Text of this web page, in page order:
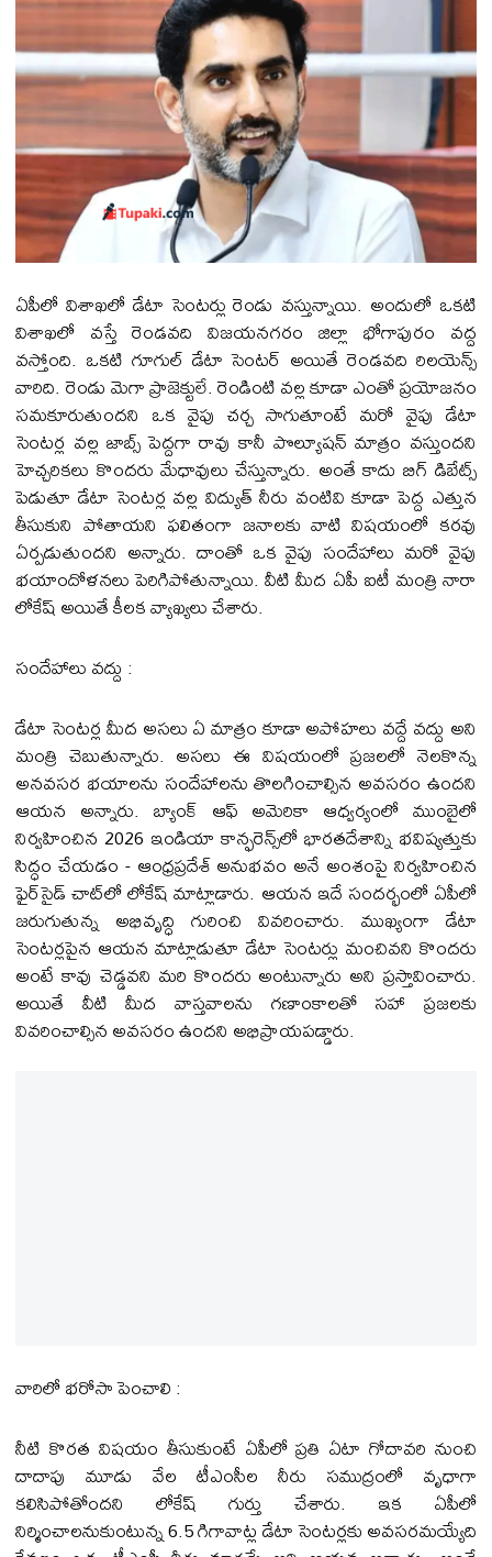
ఏపీలో విశాఖలో డేటా సెంటర్లు రెండు వస్తున్నాయి. అందులో ఒకటి
విశాఖలో వస్తే రెండవది విజయనగరం జిల్లా భోగాపురం వద్ద
వస్తోంది. ఒకటి గూగుల్ డేటా సెంటర్ అయితే రెండవది రిలయెన్స్
వారిది. రెండు మెగా ప్రాజెక్టులే. రెండింటి వల్ల కూడా ఎంతో ప్రయోజనం
సమకూరుతుందని ఒక వైపు చర్చ సాగుతూంటే మరో వైపు డేటా
సెంటర్ల వల్ల జాబ్స్ పెద్దగా రావు కానీ పొల్యూషన్ మాత్రం వస్తుందని
హెచ్చరికలు కొందరు మేధావులు చేస్తున్నారు. అంతే కాదు బిగ్ డిబేట్స్
పెడుతూ డేటా సెంటర్ల వల్ల విద్యుత్ నీరు వంటివి కూడా పెద్ద ఎత్తున
తీసుకుని పోతాయని ఫలితంగా జనాలకు వాటి విషయంలో కరవు
ఏర్పడుతుందని అన్నారు. దాంతో ఒక వైపు సందేహాలు మరో వైపు
భయాందోళనలు పెరిగిపోతున్నాయి. వీటి మీద ఏపీ ఐటీ మంత్రి నారా
లోకేష్ అయితే కీలక వ్యాఖ్యలు చేశారు.
సందేహాలు వద్దు :
డేటా సెంటర్ల మీద అసలు ఏ మాత్రం కూడా అపోహలు వద్దే వద్దు అని
మంత్రి చెబుతున్నారు. అసలు ఈ విషయంలో ప్రజలలో నెలకొన్న
అనవసర భయాలను సందేహాలను తొలగించాల్సిన అవసరం ఉందని
ఆయన అన్నారు. బ్యాంక్ ఆఫ్ అమెరికా ఆధ్వర్యంలో ముంబైలో
నిర్వహించిన 2026 ఇండియా కాన్ఫరెన్స్‌లో భారతదేశాన్ని భవిష్యత్తుకు
సిద్ధం చేయడం - ఆంధ్రప్రదేశ్ అనుభవం అనే అంశంపై నిర్వహించిన
ఫైర్‌సైడ్ చాట్‌లో లోకేష్ మాట్లాడారు. ఆయన ఇదే సందర్భంలో ఏపీలో
జరుగుతున్న అభివృద్ధి గురించి వివరించారు. ముఖ్యంగా డేటా
సెంటర్లపైన ఆయన మాట్లాడుతూ డేటా సెంటర్లు మంచివని కొందరు
అంటే కావు చెడ్డవని మరి కొందరు అంటున్నారు అని ప్రస్తావించారు.
అయితే వీటి మీద వాస్తవాలను గణాంకాలతో సహా ప్రజలకు
వివరించాల్సిన అవసరం ఉందని అభిప్రాయపడ్డారు.
వారిలో భరోసా పెంచాలి :
నీటి కొరత విషయం తీసుకుంటే ఏపీలో ప్రతి ఏటా గోదావరి నుంచి
దాదాపు మూడు వేల టీఎంసీల నీరు సముద్రంలో వృధాగా
కలిసిపోతోందని లోకేష్ గుర్తు చేశారు. ఇక ఏపీలో
నిర్మించాలనుకుంటున్న 6.5 గిగావాట్ల డేటా సెంటర్లకు అవసరమయ్యేది